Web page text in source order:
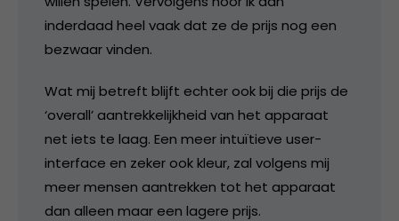
inderdaad heel vaak dat ze de prijs nog een
bezwaar vinden.
Wat mij betreft blijft echter ook bij die prijs de
‘overall’ aantrekkelijkheid van het apparaat
net iets te laag. Een meer intuïtieve user-
interface en zeker ook kleur, zal volgens mij
meer mensen aantrekken tot het apparaat
dan alleen maar een lagere prijs.